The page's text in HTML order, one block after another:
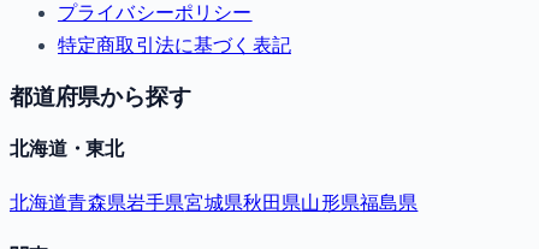
プライバシーポリシー
特定商取引法に基づく表記
都道府県から探す
北海道・東北
北海道青森県岩手県宮城県秋田県山形県福島県